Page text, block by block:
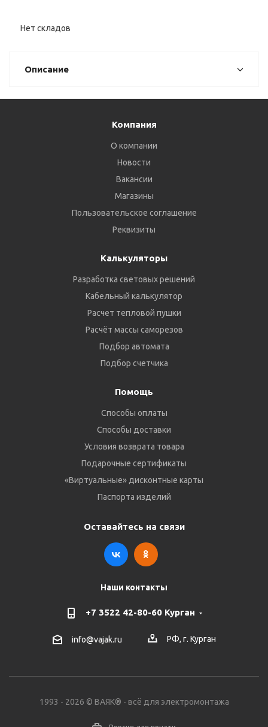
Нет складов
Описание
Компания
О компании
Новости
Вакансии
Магазины
Пользовательское соглашение
Реквизиты
Калькуляторы
Разработка световых решений
Кабельный калькулятор
Расчет тепловой пушки
Расчёт массы саморезов
Подбор автомата
Подбор счетчика
Помощь
Способы оплаты
Способы доставки
Условия возврата товара
Подарочные сертификаты
«Виртуальные» дисконтные карты
Паспорта изделий
Оставайтесь на связи
Наши контакты
+7 3522 42-80-60 Курган
info@vajak.ru РФ, г. Курган
1993 - 2026 © ВАЯК® - всё для электромонтажа